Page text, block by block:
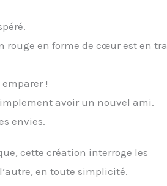
rouge en forme de cœur est en
emparer !
avoir un nouvel ami.
envies.
cette création interroge les
en toute simplicité.